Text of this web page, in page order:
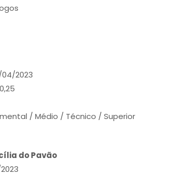
2023
/ Médio / Técnico / Superior
do Pavão